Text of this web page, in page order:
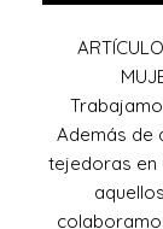
Además de
tejedoras en